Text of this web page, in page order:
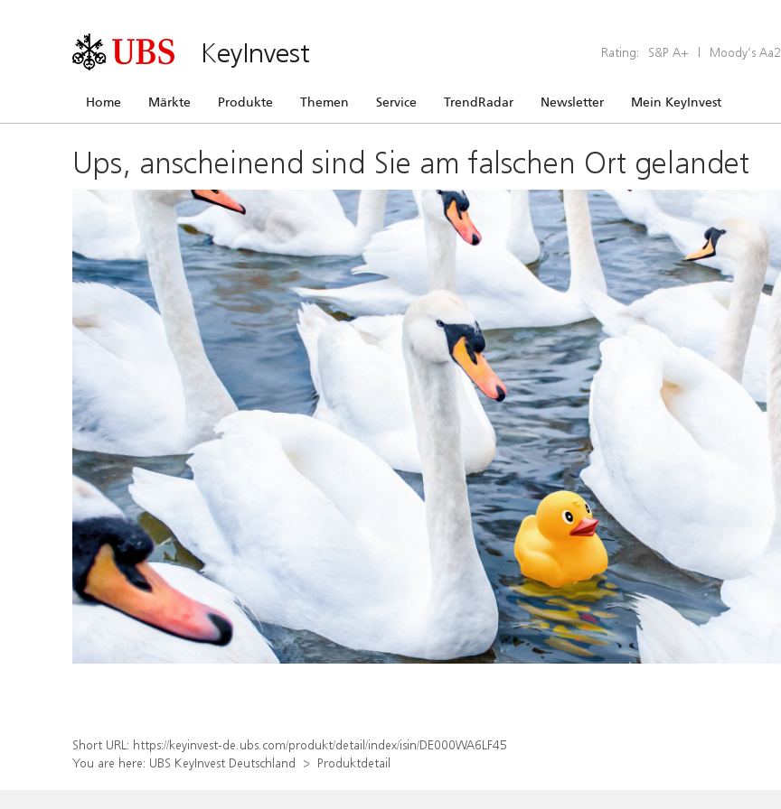
KeyInvest Rating: S&P A+ | Moody’s Aa2
Home Märkte Produkte Themen Service TrendRadar Newsletter Mein KeyInvest
Ups, anscheinend sind Sie am falschen Ort gelandet
Short URL: https://keyinvest-de.ubs.com/produkt/detail/index/isin/DE000WA6LF45
You are here: UBS KeyInvest Deutschland Produktdetail